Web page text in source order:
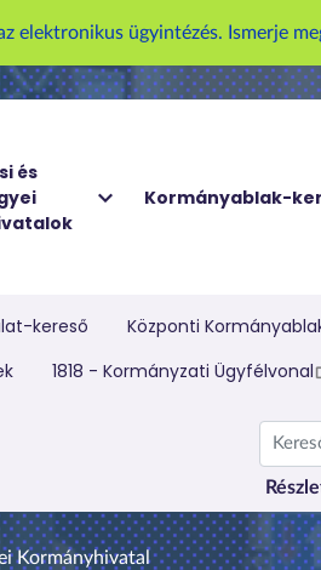
r
t
a
o
r
a
elektronikus ügyintézés. Ismerje
és
Kormányablak-
melletti menü
kereső Központi
1818 - Kormányzati Ügyfélvonal
Kereső
Kormányhivatal